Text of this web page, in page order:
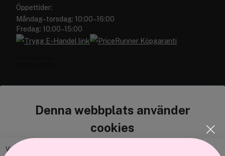
Denna webbplats använder
cookies
Vi använder enhetsidentifierare för att anpassa innehållet och
Öppettider:
Måndag–torsdag: 10:00–16:00
Fredag: 10:00–15:00
Cocopanda.se